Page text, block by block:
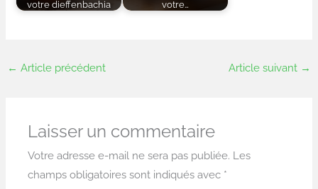
votre dieffenbachia votre…
← Article précédent Article suivant →
Laisser un commentaire
Votre adresse e-mail ne sera pas publiée. Les
champs obligatoires sont indiqués avec *